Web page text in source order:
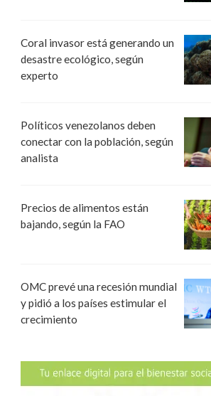
Coral invasor está generando un
desastre ecológico, según
experto
Políticos venezolanos deben
conectar con la población, según
analista
Precios de alimentos están
bajando, según la FAO
OMC prevé una recesión mundial
y pidió a los países estimular el
crecimiento